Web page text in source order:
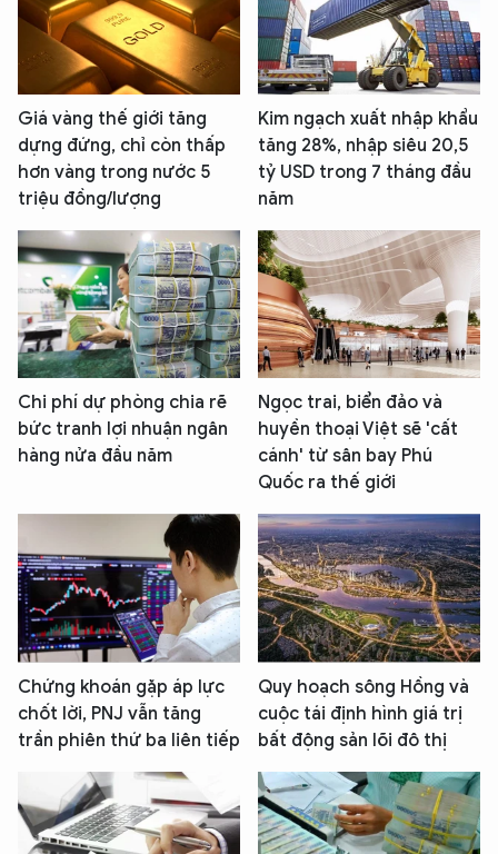
Giá vàng thế giới tăng
dựng đứng, chỉ còn thấp
hơn vàng trong nước 5
triệu đồng/lượng
Kim ngạch xuất nhập khẩu
tăng 28%, nhập siêu 20,5
tỷ USD trong 7 tháng đầu
năm
Chi phí dự phòng chia rẽ
bức tranh lợi nhuận ngân
hàng nửa đầu năm
Ngọc trai, biển đảo và
huyền thoại Việt sẽ 'cất
cánh' từ sân bay Phú
Quốc ra thế giới
Chứng khoán gặp áp lực
chốt lời, PNJ vẫn tăng
trần phiên thứ ba liên tiếp
Quy hoạch sông Hồng và
cuộc tái định hình giá trị
bất động sản lõi đô thị